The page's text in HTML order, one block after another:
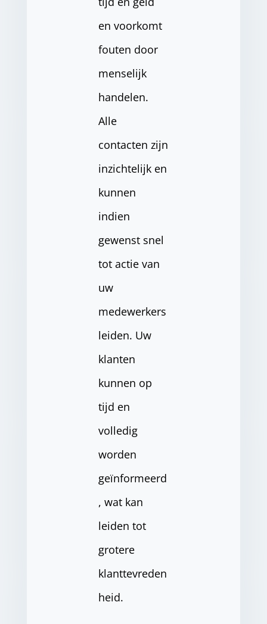
en voorkomt
fouten door
menselijk
handelen.
Alle
contacten zijn
inzichtelijk en
kunnen
indien
gewenst snel
tot actie van
uw
medewerkers
leiden. Uw
klanten
kunnen op
tijd en
volledig
worden
geïnformeerd
, wat kan
leiden tot
grotere
klanttevreden
heid.